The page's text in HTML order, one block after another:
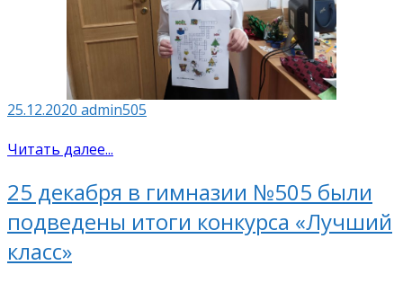
25.12.2020 admin505
Читать далее...
25 декабря в гимназии №505 были
подведены итоги конкурса «Лучший
класс»